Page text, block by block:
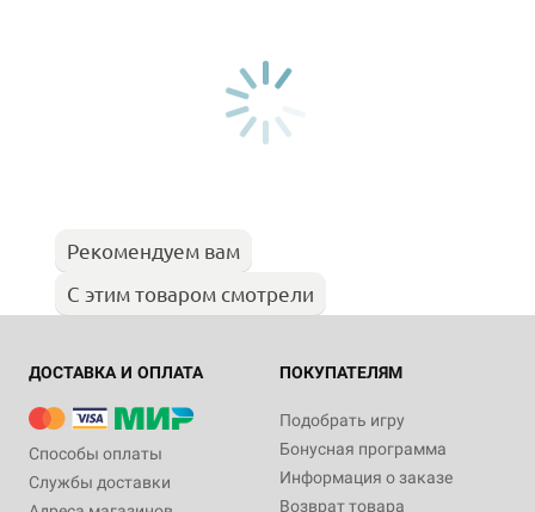
Рекомендуем вам
С этим товаром смотрели
ДОСТАВКА И ОПЛАТА
Способы оплаты
Службы доставки
ПОКУПАТЕЛЯМ
Подобрать игру
Бонусная программа
Информация о заказе
Возврат товара